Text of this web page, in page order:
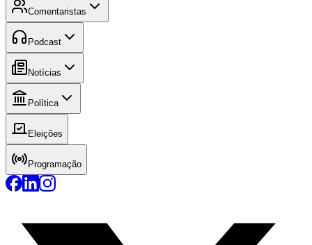
Comentaristas
Podcast
Notícias
Política
Eleições
Programação